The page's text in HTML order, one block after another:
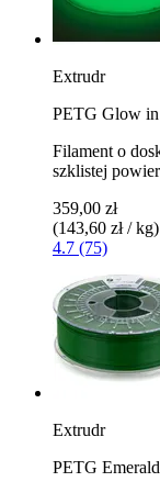
Extrudr
PETG Glow
Filament o
szklistej
359,00 zł
(143,60 zł / kg)
4.7 (75)
Extrudr
PETG